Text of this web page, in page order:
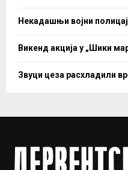
Некадашњи војни
Викенд акција у „Шики
Звуци цеза расхладили